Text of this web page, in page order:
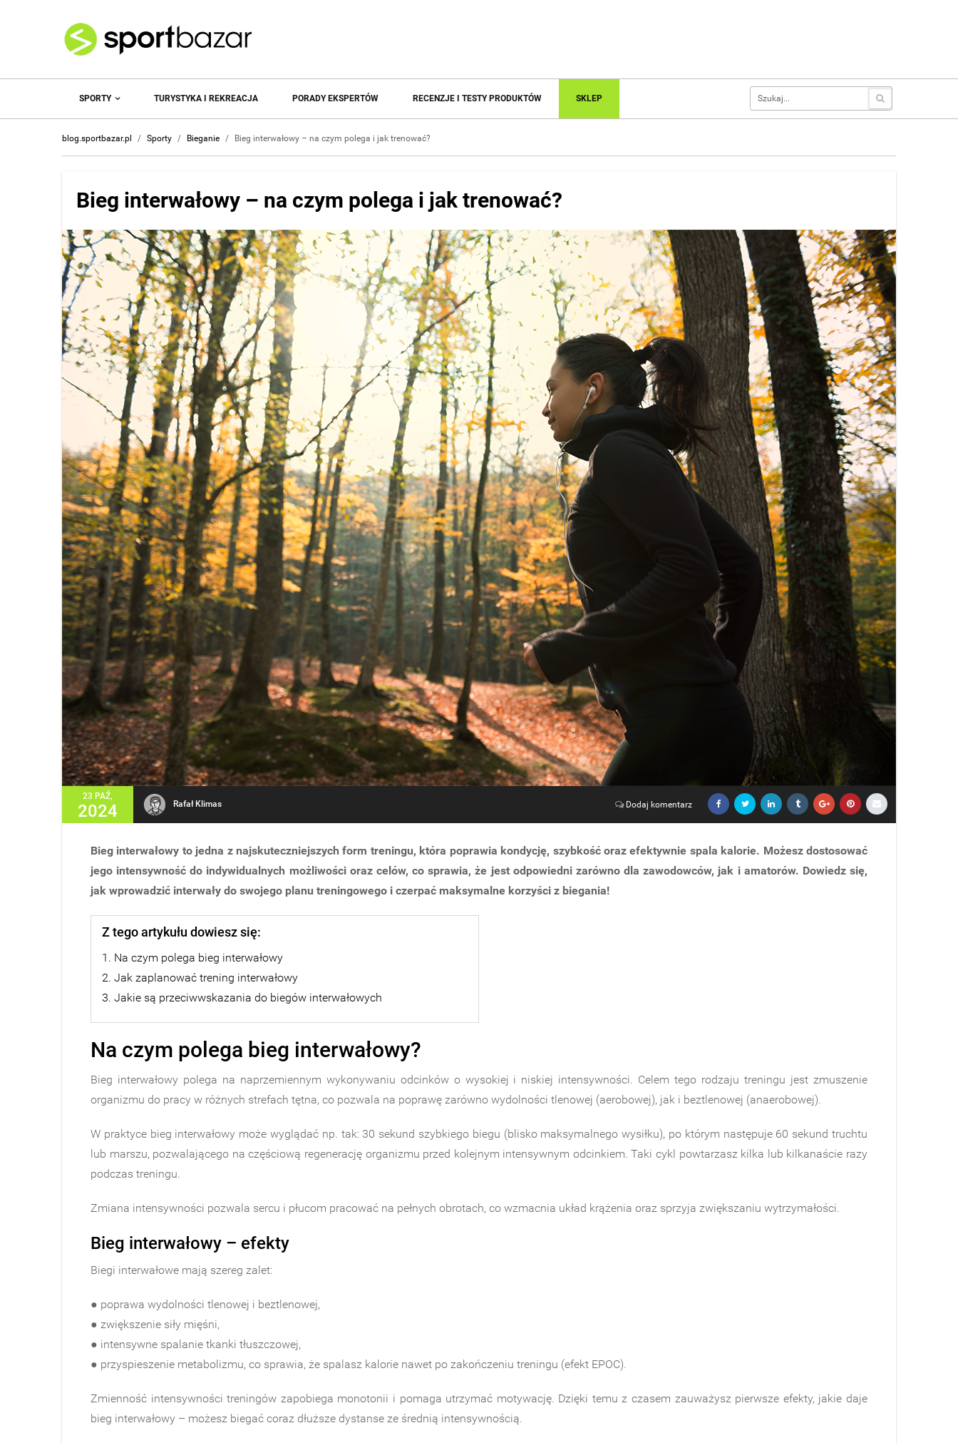
SPORTY TURYSTYKA I REKREACJA PORADY EKSPERTÓW RECENZJE I TESTY PRODUKTÓW SKLEP
blog.sportbazar.pl / Sporty / Bieganie / Bieg interwałowy – na czym polega i jak trenować?
Bieg interwałowy – na czym polega i jak trenować?
23 PAŹ,
2024 Rafał Klimas Dodaj komentarz
Bieg interwałowy to jedna z najskuteczniejszych form treningu, która poprawia kondycję, szybkość oraz efektywnie spala kalorie. Możesz dostosować
jego intensywność do indywidualnych możliwości oraz celów, co sprawia, że jest odpowiedni zarówno dla zawodowców, jak i amatorów. Dowiedz się,
jak wprowadzić interwały do swojego planu treningowego i czerpać maksymalne korzyści z biegania!
Z tego artykułu dowiesz się:
1. Na czym polega bieg interwałowy
2. Jak zaplanować trening interwałowy
3. Jakie są przeciwwskazania do biegów interwałowych
Na czym polega bieg interwałowy?
Bieg interwałowy polega na naprzemiennym wykonywaniu odcinków o wysokiej i niskiej intensywności. Celem tego rodzaju treningu jest zmuszenie
organizmu do pracy w różnych strefach tętna, co pozwala na poprawę zarówno wydolności tlenowej (aerobowej), jak i beztlenowej (anaerobowej).
W praktyce bieg interwałowy może wyglądać np. tak: 30 sekund szybkiego biegu (blisko maksymalnego wysiłku), po którym następuje 60 sekund truchtu
lub marszu, pozwalającego na częściową regenerację organizmu przed kolejnym intensywnym odcinkiem. Taki cykl powtarzasz kilka lub kilkanaście razy
podczas treningu.
Zmiana intensywności pozwala sercu i płucom pracować na pełnych obrotach, co wzmacnia układ krążenia oraz sprzyja zwiększaniu wytrzymałości.
Bieg interwałowy – efekty
Biegi interwałowe mają szereg zalet:
● poprawa wydolności tlenowej i beztlenowej,
● zwiększenie siły mięśni,
● intensywne spalanie tkanki tłuszczowej,
● przyspieszenie metabolizmu, co sprawia, że spalasz kalorie nawet po zakończeniu treningu (efekt EPOC).
Zmienność intensywności treningów zapobiega monotonii i pomaga utrzymać motywację. Dzięki temu z czasem zauważysz pierwsze efekty, jakie daje
bieg interwałowy – możesz biegać coraz dłuższe dystanse ze średnią intensywnością.